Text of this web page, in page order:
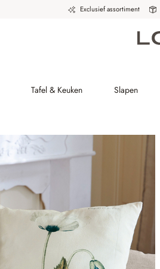
Exclusief assortiment
Tafel & Keuken Slapen